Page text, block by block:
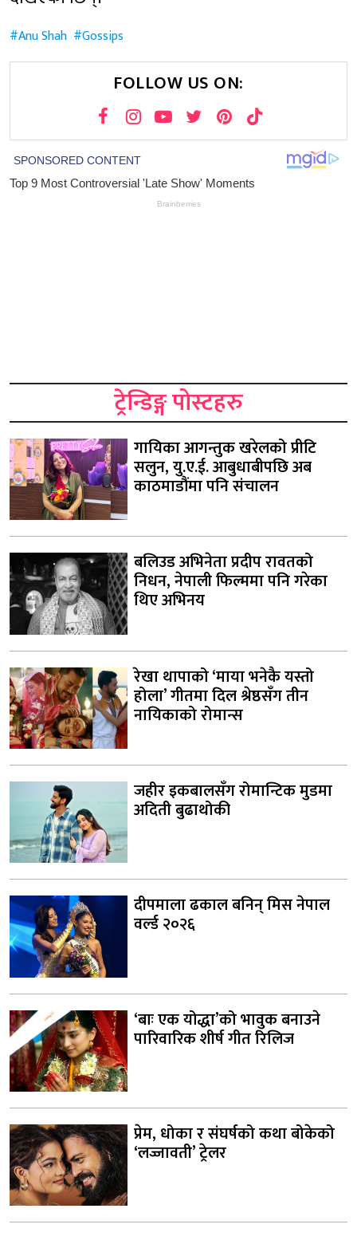
Anu Shah Gossips
FOLLOW US ON:
ट्रेन्डिङ्ग पोस्टहरु
गायिका आगन्तुक खरेलको प्रीटि
सलुन, यु.ए.ई. आबुधाबीपछि अब
काठमाडौंमा पनि संचालन
बलिउड अभिनेता प्रदीप रावतको
निधन, नेपाली फिल्ममा पनि गरेका
थिए अभिनय
रेखा थापाको ‘माया भनेकै यस्तो
होला’ गीतमा दिल श्रेष्ठसँग तीन
नायिकाको रोमान्स
जहीर इकबालसँग रोमान्टिक मुडमा
अदिती बुढाथोकी
दीपमाला ढकाल बनिन् मिस नेपाल
वर्ल्ड २०२६
‘बाः एक योद्धा’को भावुक बनाउने
पारिवारिक शीर्ष गीत रिलिज
प्रेम, धोका र संघर्षको कथा बोकेको
‘लज्जावती’ ट्रेलर